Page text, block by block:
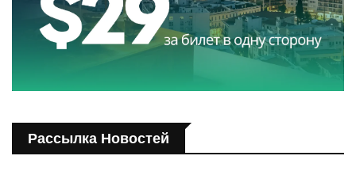
Рассылка Новостей